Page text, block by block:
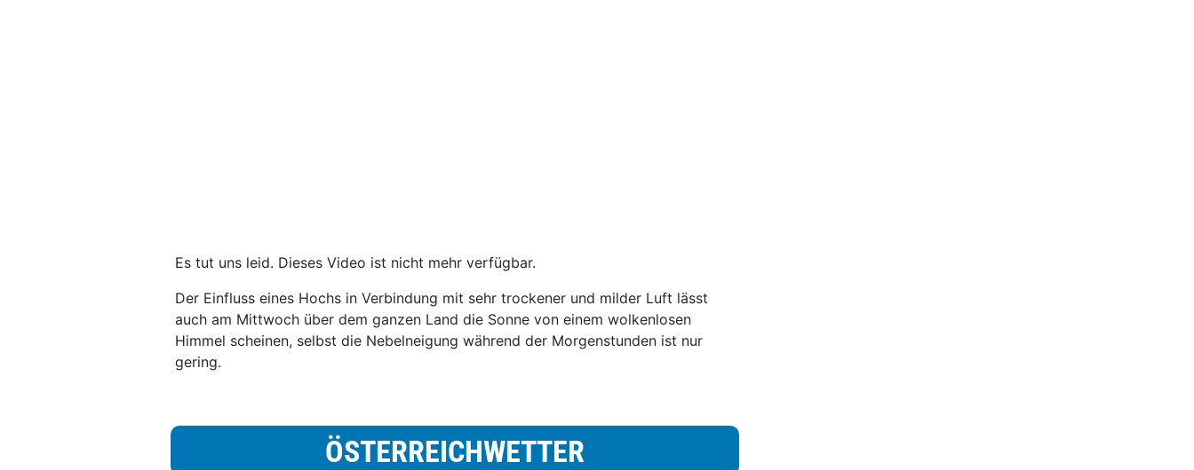
Es tut uns leid. Dieses Video ist nicht mehr verfügbar.
Der Einfluss eines Hochs in Verbindung mit sehr trockener und milder Luft lässt
auch am Mittwoch über dem ganzen Land die Sonne von einem wolkenlosen
Himmel scheinen, selbst die Nebelneigung während der Morgenstunden ist nur
gering.
ÖSTERREICHWETTER